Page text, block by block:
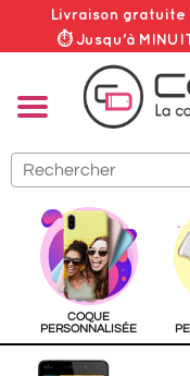
Livraison gratuite
⏱ Jusqu'à
COQUE
PERSONNALISÉE